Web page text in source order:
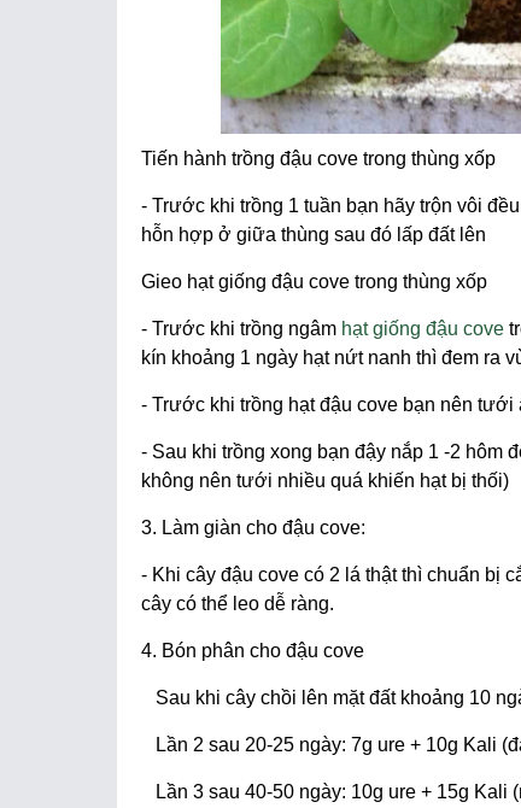
Tiến hành trồng đậu cove trong thùng xốp
- Trước khi trồng 1 tuần bạn hãy trộn vôi
hỗn hợp ở giữa thùng sau đó lấp đất lên
Gieo hạt giống đậu cove trong thùng xốp
- Trước khi trồng ngâm hạt giống đậu cove
kín khoảng 1 ngày hạt nứt nanh thì đem ra
- Trước khi trồng hạt đậu cove bạn nên
- Sau khi trồng xong bạn đậy nắp 1 -2 hôm
không nên tưới nhiều quá khiến hạt bị thối)
3. Làm giàn cho đậu cove:
- Khi cây đậu cove có 2 lá thật thì chuẩn bị
cây có thể leo dễ ràng.
4. Bón phân cho đậu cove
Sau khi cây chồi lên mặt đất khoảng 10
Lần 2 sau 20-25 ngày: 7g ure + 10g Kali
Lần 3 sau 40-50 ngày: 10g ure + 15g Kali